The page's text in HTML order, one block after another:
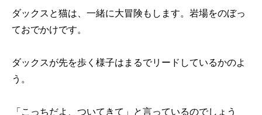
ダックスと猫は、一緒に大冒険もします。岩場をのぼっ
ておでかけです。
ダックスが先を歩く様子はまるでリードしているかのよ
う。
「こっちだよ、ついてきて」と言っているのでしょう